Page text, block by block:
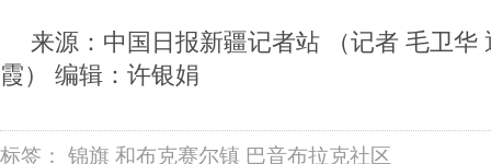
来源：中国日报新疆记者站 （记者 毛卫华
霞） 编辑：许银娟
标签： 锦旗 和布克赛尔镇 巴音布拉克社区